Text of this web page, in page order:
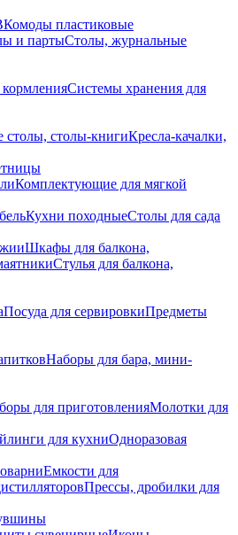
Комоды пластиковые
и партыСтолы, журнальные
Системы хранения для
столы, столы-книгиКресла-качалки,
Комплектующие для мягкой
Кухни походныеСтолы для сада
Шкафы для балкона,
Стулья для балкона,
Посуда для сервировкиПредметы
Наборы для бара, мини-
для приготовленияМолотки для
для кухниОдноразовая
Емкости для
Прессы, дробилки для